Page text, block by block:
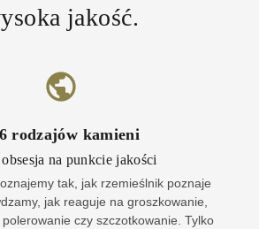
jakość.
rodzajów kamieni
obsesja na punkcie jakości
tak, jak rzemieślnik poznaje
jak reaguje na groszkowanie,
polerowanie czy szczotkowanie. Tylko